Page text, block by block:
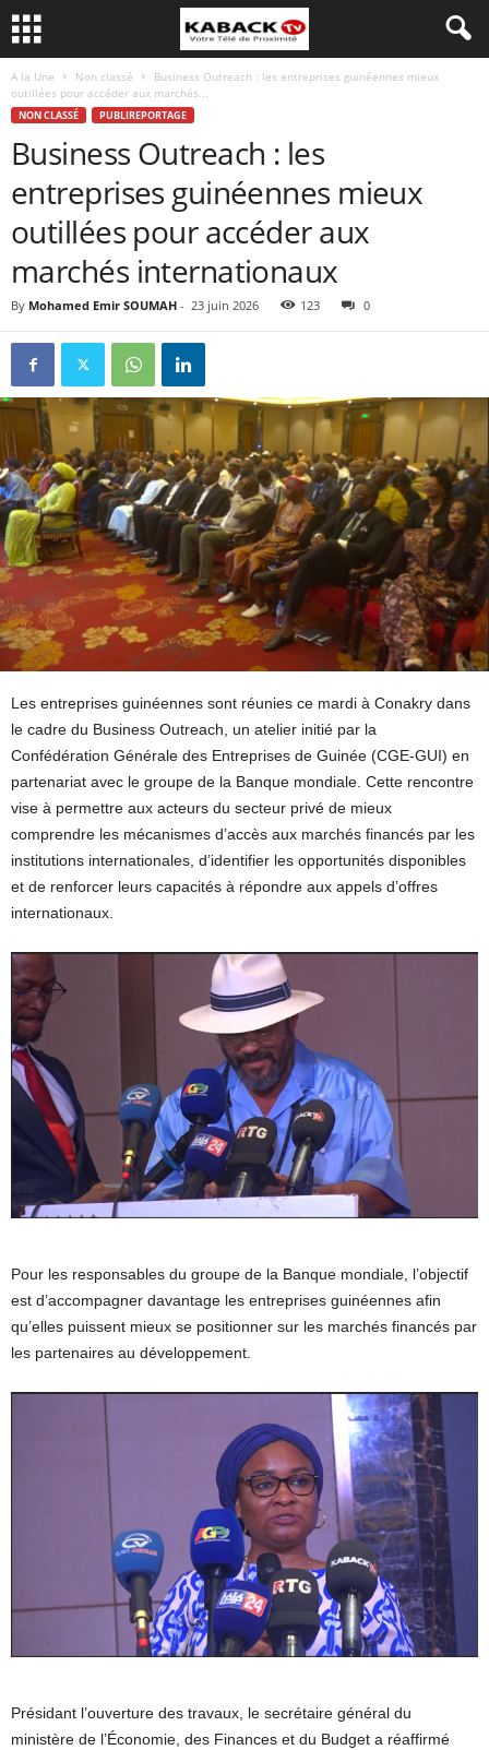
A la Une Non classé
Business Outreach : les entreprises guinéennes mieux
outillées pour accéder aux marchés...
NON CLASSÉ PUBLIREPORTAGE
Business Outreach : les
entreprises guinéennes mieux
outillées pour accéder aux
marchés internationaux
By Mohamed Emir SOUMAH - 23 juin 2026 123 0
Les entreprises guinéennes sont réunies ce mardi à Conakry dans
le cadre du Business Outreach, un atelier initié par la
Confédération Générale des Entreprises de Guinée (CGE-GUI) en
partenariat avec le groupe de la Banque mondiale. Cette rencontre
vise à permettre aux acteurs du secteur privé de mieux
comprendre les mécanismes d’accès aux marchés financés par les
institutions internationales, d’identifier les opportunités disponibles
et de renforcer leurs capacités à répondre aux appels d’offres
internationaux.
Pour les responsables du groupe de la Banque mondiale, l’objectif
est d’accompagner davantage les entreprises guinéennes afin
qu’elles puissent mieux se positionner sur les marchés financés par
les partenaires au développement.
Présidant l’ouverture des travaux, le secrétaire général du
ministère de l’Économie, des Finances et du Budget a réaffirmé